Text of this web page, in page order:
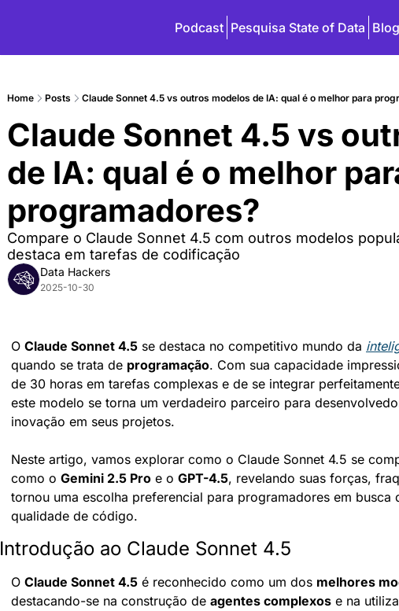
Podcast Pesquisa State of Data Blog
Home Posts Claude Sonnet 4.5 vs outros modelos de IA: qual é o melhor para
Claude Sonnet 4.5 vs
de IA: qual é o melhor
programadores?
Compare o Claude Sonnet 4.5 com outros modelos
destaca em tarefas de codificação
Data Hackers
2025-10-30
O Claude Sonnet 4.5 se destaca no competitivo mundo da
quando se trata de programação. Com sua capacidade
de 30 horas em tarefas complexas e de se integrar
este modelo se torna um verdadeiro parceiro para
inovação em seus projetos.
Neste artigo, vamos explorar como o Claude Sonnet 4.5 se
como o Gemini 2.5 Pro e o GPT-4.5, revelando suas forças,
tornou uma escolha preferencial para programadores em
qualidade de código.
Introdução ao Claude Sonnet 4.5
O Claude Sonnet 4.5 é reconhecido como um dos melhores
destacando-se na construção de agentes complexos e na